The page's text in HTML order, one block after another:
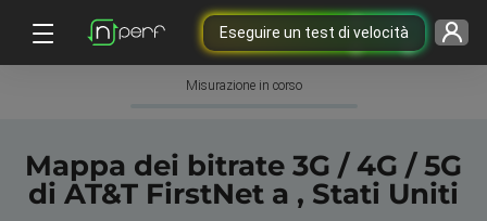
Eseguire un test di velocità
Misurazione in corso
Mappa dei bitrate 3G / 4G / 5G
di AT&T FirstNet a , Stati Uniti